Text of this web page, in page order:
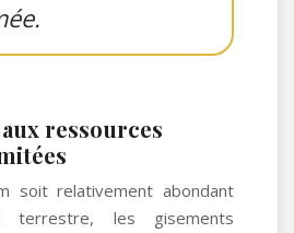
ressources
soit relativement abondant
terrestre, les gisements